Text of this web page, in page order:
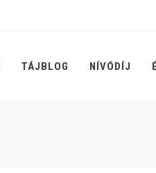
TÁJBLOG NÍVÓDÍJ